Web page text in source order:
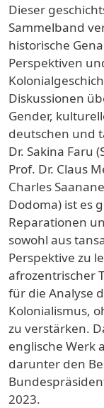
Dieser
Sammelband
historische
Perspektiven
Diskussionen
Gender,
deutschen und
Dr. Sakina Faru
Prof. Dr. Claus
Charles
Dodoma) ist es
Reparationen
sowohl aus
Perspektive zu
afrozentrischer
für die Analyse
Kolonialismus,
zu verstärken.
englische Werk
darunter den
2023.